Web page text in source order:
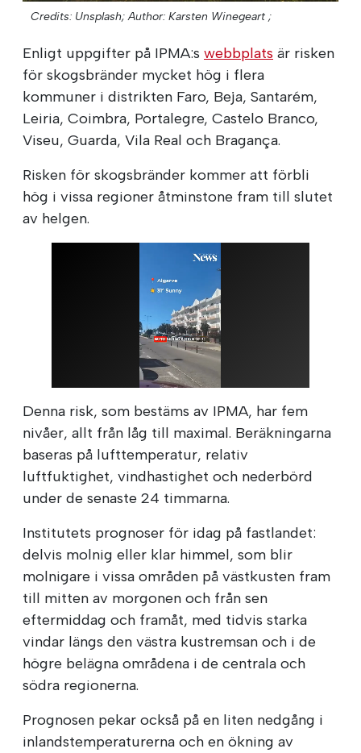
Credits: Unsplash; Author: Karsten Winegeart ;
Enligt uppgifter på IPMA:s webbplats är risken
för skogsbränder mycket hög i flera
kommuner i distrikten Faro, Beja, Santarém,
Leiria, Coimbra, Portalegre, Castelo Branco,
Viseu, Guarda, Vila Real och Bragança.
Risken för skogsbränder kommer att förbli
hög i vissa regioner åtminstone fram till slutet
av helgen.
Denna risk, som bestäms av IPMA, har fem
nivåer, allt från låg till maximal. Beräkningarna
baseras på lufttemperatur, relativ
luftfuktighet, vindhastighet och nederbörd
under de senaste 24 timmarna.
Institutets prognoser för idag på fastlandet:
delvis molnig eller klar himmel, som blir
molnigare i vissa områden på västkusten fram
till mitten av morgonen och från sen
eftermiddag och framåt, med tidvis starka
vindar längs den västra kustremsan och i de
högre belägna områdena i de centrala och
södra regionerna.
Prognosen pekar också på en liten nedgång i
inlandstemperaturerna och en ökning av